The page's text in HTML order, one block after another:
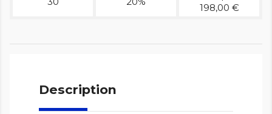
198,00 €
Description